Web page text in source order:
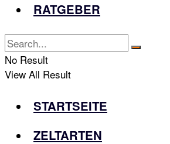
RATGEBER
No Result
View All Result
STARTSEITE
ZELTARTEN